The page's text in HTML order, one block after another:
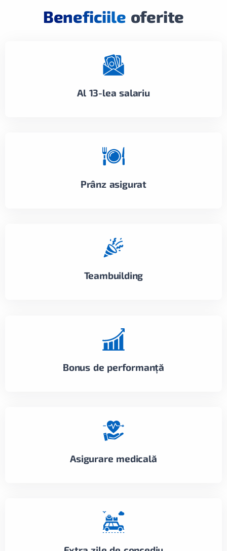
Beneficiile oferite
Al 13-lea salariu
Prânz asigurat
Teambuilding
Bonus de performanță
Asigurare medicală